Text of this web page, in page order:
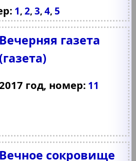
1,2,3,4, 5
Вечерняя газета
(газета)
год, номер: 11
Вечное сокровище